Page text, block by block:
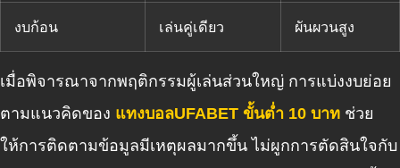
งบก้อน เล่นคู่เดียว ผันผวนสูง
เมื่อพิจารณาจากพฤติกรรมผู้เล่นส่วนใหญ่ การแบ่งงบย่อย
ตามแนวคิดของ แทงบอลUFABET ขั้นต่ำ 10 บาท ช่วย
ให้การติดตามข้อมูลมีเหตุผลมากขึ้น ไม่ผูกการตัดสินใจกับ